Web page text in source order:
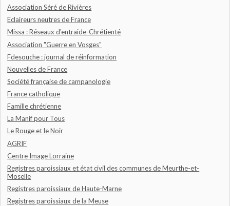
Association Séré de Rivières
Eclaireurs neutres de France
Missa : Réseaux d'entraide-Chrétienté
Association "Guerre en Vosges"
Fdesouche : journal de réinformation
Nouvelles de France
Société française de campanologie
France catholique
Famille chrétienne
La Manif pour Tous
Le Rouge et le Noir
AGRIF
Centre Image Lorraine
Registres paroissiaux et état civil des communes de Meurthe-et-
Moselle
Registres paroissiaux de Haute-Marne
Registres paroissiaux de la Meuse